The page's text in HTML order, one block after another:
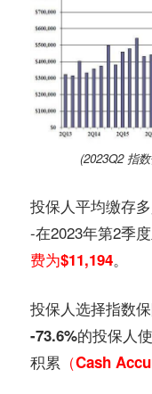
(2023Q2 指
投保人平均缴存
-在2023年第2季度
费为$11,194。
投保人选择指数
-73.6%的投保人
积累 （Cash